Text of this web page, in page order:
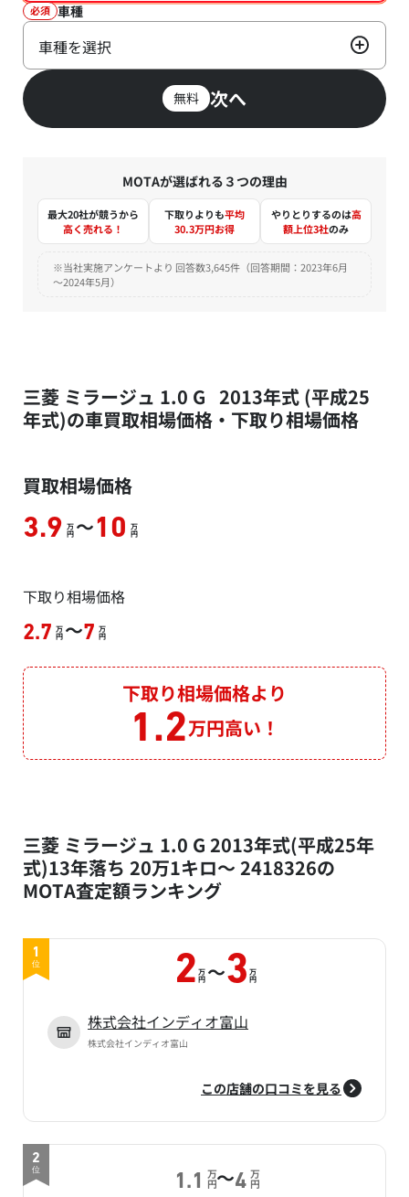
必須 車種
車種を選択
無料 次へ
MOTAが選ばれる３つの理由
最大20社が競うから
高く売れる！
下取りよりも平均
30.3万円お得
やりとりするのは高
額上位3社のみ
※当社実施アンケートより 回答数3,645件（回答期間：2023年6月
～2024年5月）
三菱 ミラージュ 1.0 G 2013年式 (平成25
年式)の車買取相場価格・下取り相場価格
買取相場価格
3.9 万
円 ～10 万
円
下取り相場価格
2.7 万
円 ～7 万
円
下取り相場価格より
1.2万円高い！
三菱 ミラージュ 1.0 G 2013年式(平成25年
式)13年落ち 20万1キロ～ 2418326の
MOTA査定額ランキング
1
位 2 万
円 ～3 万
円
株式会社インディオ富山
株式会社インディオ富山
この店舗の口コミを見る
2
位
1.1 万
円～4 万
円